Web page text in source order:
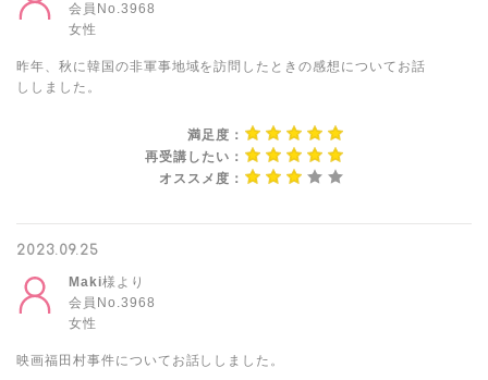
会員No.3968
女性
昨年、秋に韓国の非軍事地域を訪問したときの感想についてお話
ししました。
満足度：
再受講したい：
オススメ度：
2023.09.25
Maki様より
会員No.3968
女性
映画福田村事件についてお話ししました。